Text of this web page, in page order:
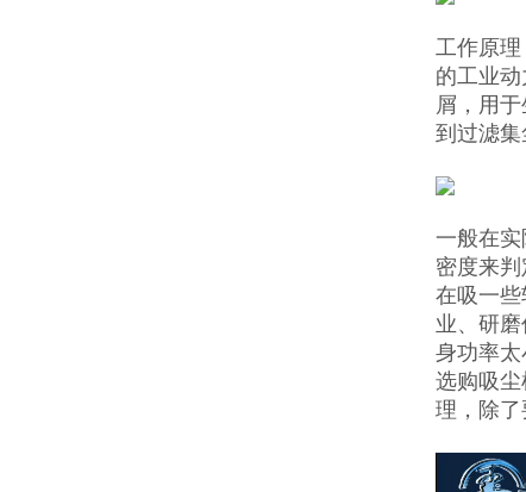
工作原
的工业
屑，用
到过滤
一般在
密度来判
在吸一
业、研
身功率
选购吸
理，除了